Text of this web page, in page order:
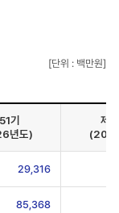
[단위 : 백만원]
기
년도)
제
29,316
85,368